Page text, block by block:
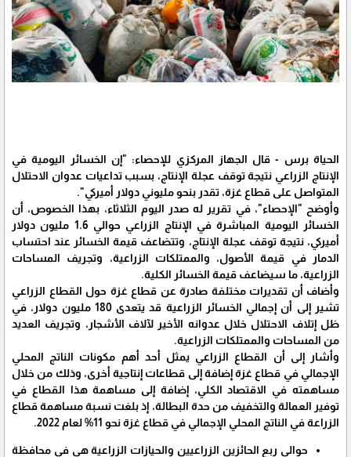
الحياة برس - قال الجهاز المركزي للإحصاء: "إن الخسائر اليومية في
الإنتاج الزراعي نتيجة توقف عجلة الإنتاج، بسبب تداعيات عدوان الاحتلال
المتواصل على قطاع غزة، تقدر بنحو مليوني دولار أميركي".
وأوضح "الإحصاء"، في تقرير له صدر اليوم الثلاثاء، بهذا الخصوص، أن
الخسائر اليومية المباشرة في الإنتاج الزراعي حوالي 1.6 مليون دولار
أميركي، نتيجة توقف عجلة الإنتاج، وتتضاعف قيمة الخسائر عند احتساب
الدمار في قيمة الأصول، والممتلكات الزراعية، وتجريف المساحات
الزراعية، ما سيضاعف قيمة الخسائر الكلية.
وأضاف أن تقديرات مختلفة صادرة عن قطاع غزة حول القطاع الزراعي
تشير إلى أن إجمالي الخسائر الزراعية قد يتعدى 180 مليون دولار، في
ظل إتلاف الاحتلال خلال عدوانه الأخير لآلاف الأشجار، وتجريف العديد
من المساحات والممتلكات الزراعية.
وأشار إلى أن القطاع الزراعي يمثل أحد أهم مكونات الناتج المحلي
الإجمالي في قطاع غزة إضافة إلى قطاعات إنتاجية أخرى، وذلك من خلال
مساهمته في الاقتصاد الكلي، إضافة إلى مساهمة هذا القطاع في
توفير العمالة والتخفيف من حدة البطالة، إذ بلغت نسبة مساهمة قطاع
الزراعة في الناتج المحلي الإجمالي في قطاع غزة نحو 11% لعام 2022.
حوالي ربع الحائزين الزراعيين والحيازات الزراعية هي في محافظة